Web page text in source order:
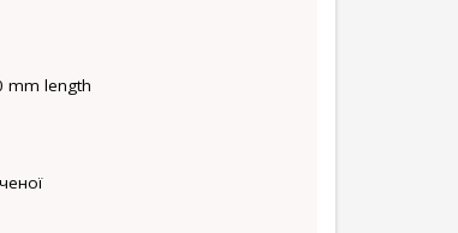
mm length